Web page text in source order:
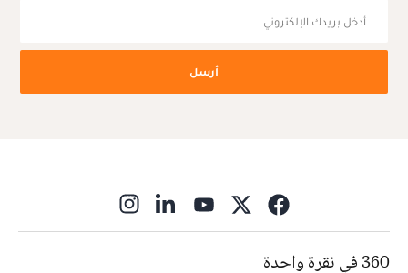
أرسل
360 في نقرة واحدة